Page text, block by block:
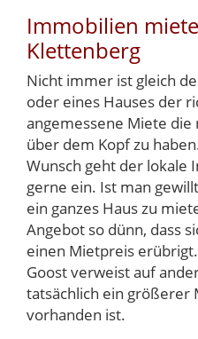
Immobilien
Klettenberg
Nicht immer ist gleich
oder eines Hauses der
angemessene Miete die
über dem Kopf zu
Wunsch geht der lokale
gerne ein. Ist man
ein ganzes Haus zu
Angebot so dünn, dass
einen Mietpreis
Goost verweist auf
tatsächlich ein größerer
vorhanden ist.